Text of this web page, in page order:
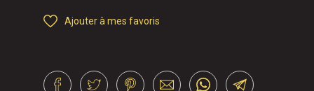
Ajouter à mes favoris